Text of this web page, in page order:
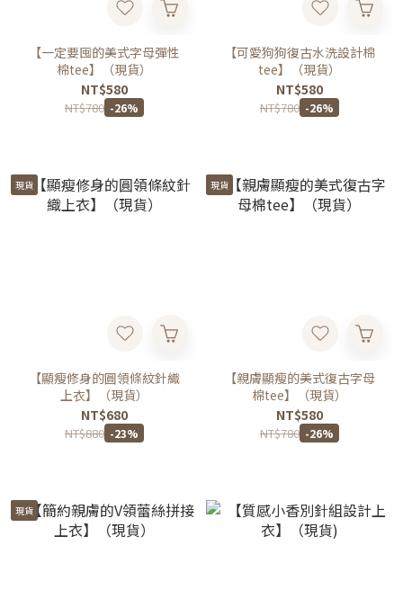
【一定要囤的美式字母彈性
棉tee】（現貨）
NT$580
NT$780 -26%
【可愛狗狗復古水洗設計棉
tee】（現貨）
NT$580
NT$780 -26%
現貨
【顯瘦修身的圓領條紋針織
上衣】（現貨）
NT$680
NT$880 -23%
現貨
【親膚顯瘦的美式復古字母
棉tee】（現貨）
NT$580
NT$780 -26%
現貨